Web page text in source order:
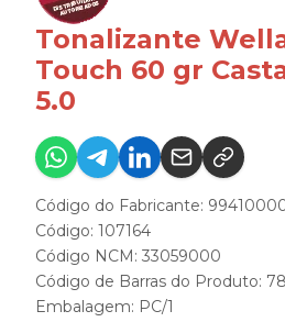
Tonalizante
Touch 60 gr
5.0
Código do Fabricante:
Código: 107164
Código NCM: 33059000
Código de Barras do Produto:
Embalagem: PC/1